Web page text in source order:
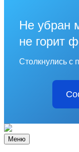
Не убран
не горит
Столкнулись с
Меню